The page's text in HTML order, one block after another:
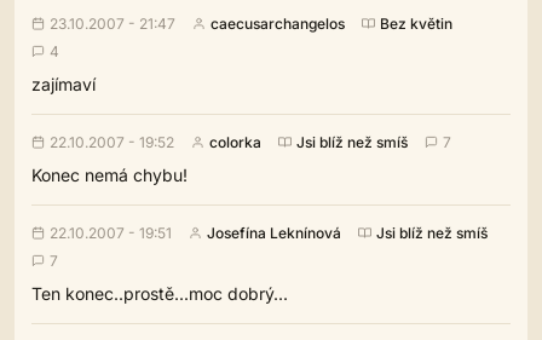
23.10.2007 - 21:47 caecusarchangelos
Bez květin
4
zajímaví
22.10.2007 - 19:52 colorka Jsi blíž než smíš 7
Konec nemá chybu!
22.10.2007 - 19:51 Josefína Leknínová
Jsi blíž než smíš
7
Ten konec..prostě...moc dobrý...